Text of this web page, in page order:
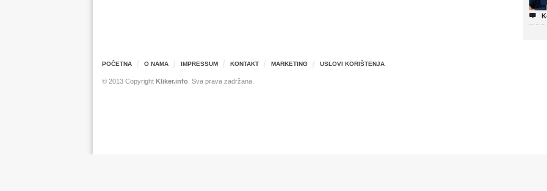

POČETNA O NAMA IMPRESSUM KONTAKT MARKETING USLOVI KORIŠTENJA
© 2013 Copyright Kliker.info. Sva prava zadržana.